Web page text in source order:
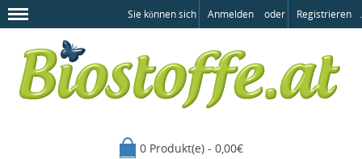
Sie können sich Anmelden oder Registrieren .
0 Produkt(e) - 0,00€